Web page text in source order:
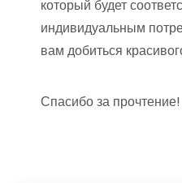
который будет
индивидуальным
вам добиться
Спасибо за прочтение!